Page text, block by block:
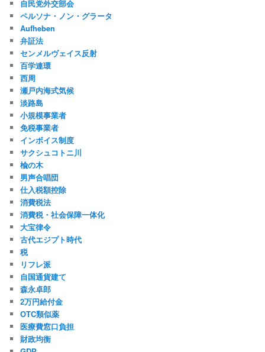
自民党外交部会
ペルソナ・ノン・グラータ
Aufheben
弁証法
センメルヴェイス反射
百学連環
西周
瀬戸内海式気候
淡路島
小規模事業者
免税事業者
インボイス制度
サクシュコトニ川
楡の木
男声合唱団
仕入税額控除
消費税法
消費税・社会保障一体化
大宝律令
古代エジプト時代
税
リフレ派
自国通貨建て
森永卓郎
2万円給付金
OTC類似薬
医療費窓口負担
財政均衡